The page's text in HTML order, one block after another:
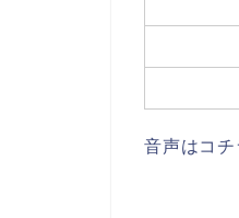
音声はコチ